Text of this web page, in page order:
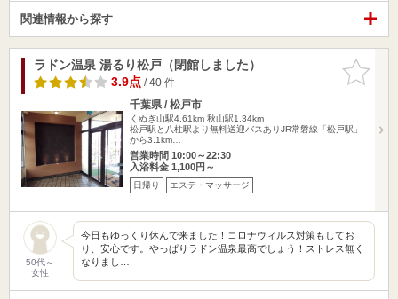
関連情報から探す
お気に入
りに追加
ラドン温泉 湯るり松戸（閉館しました）
3.9点/ 40 件
千葉県 / 松戸市
くぬぎ山駅4.61km 秋山駅1.34km
松戸駅と八柱駅より無料送迎バスありJR常磐線「松戸駅」
から3.1km…
営業時間 10:00～22:30
入浴料金 1,100円～
日帰り エステ・マッサージ
50代～
女性
今日もゆっくり休んで来ました！コロナウィルス対策もしてお
り、安心です。やっぱりラドン温泉最高でしょう！ストレス無く
なりまし…